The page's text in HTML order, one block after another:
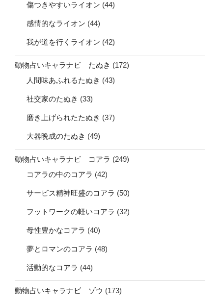
傷つきやすいライオン (44)
感情的なライオン (44)
我が道を行くライオン (42)
動物占いキャラナビ たぬき (172)
人間味あふれるたぬき (43)
社交家のたぬき (33)
磨き上げられたたぬき (37)
大器晩成のたぬき (49)
動物占いキャラナビ コアラ (249)
コアラの中のコアラ (42)
サービス精神旺盛のコアラ (50)
フットワークの軽いコアラ (32)
母性豊かなコアラ (40)
夢とロマンのコアラ (48)
活動的なコアラ (44)
動物占いキャラナビ ゾウ (173)